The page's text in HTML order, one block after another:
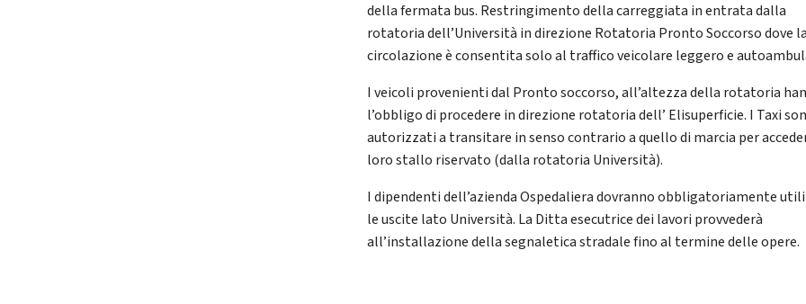
della fermata bus. Restringimento della carreggiata in entrata dalla
rotatoria dell’Università in direzione Rotatoria Pronto Soccorso dove la
circolazione è consentita solo al traffico veicolare leggero e
I veicoli provenienti dal Pronto soccorso, all’altezza della rotatoria
l’obbligo di procedere in direzione rotatoria dell’ Elisuperficie. I Taxi
autorizzati a transitare in senso contrario a quello di marcia per
loro stallo riservato (dalla rotatoria Università).
I dipendenti dell’azienda Ospedaliera dovranno obbligatoriamente
le uscite lato Università. La Ditta esecutrice dei lavori provvederà
all’installazione della segnaletica stradale fino al termine delle opere.